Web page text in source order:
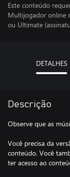
Este conteúdo
Multijogador online
ou Ultimate
DETALHES
Descrição
Observe que as
Você precisa da
conteúdo. Você
ter acesso ao